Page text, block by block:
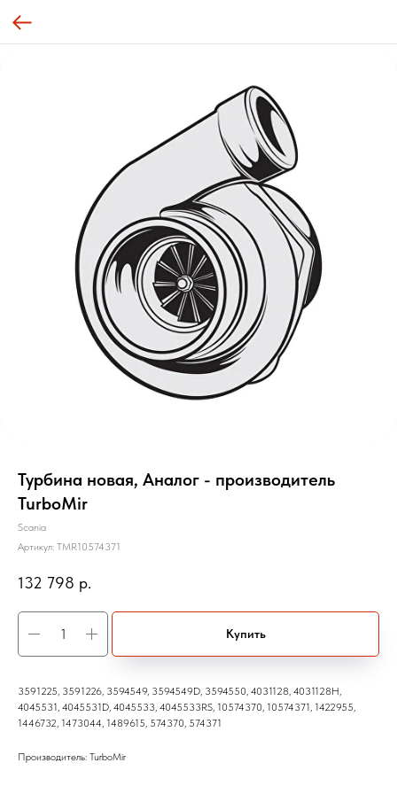
Турбина новая, Аналог - производитель
TurboMir
Scania
Артикул: TMR10574371
132 798 р.
Купить
3591225, 3591226, 3594549, 3594549D, 3594550, 4031128, 4031128H,
4045531, 4045531D, 4045533, 4045533RS, 10574370, 10574371, 1422955,
1446732, 1473044, 1489615, 574370, 574371
Производитель: TurboMir